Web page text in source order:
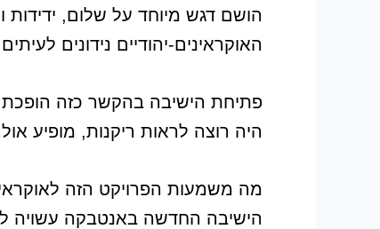
הושם דגש מיוחד על שלום, ידידות
האוקראינים-יהודיים נידונים
פתיחת הישיבה בהקשר כזה הופכת
היה רוצה לראות ריקנות, מופיע
מה משמעות הפרויקט הזה
הישיבה החדשה באנטבקה עשויה